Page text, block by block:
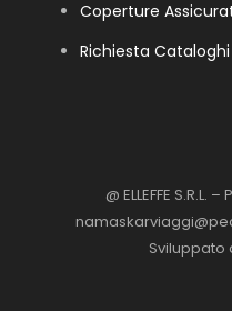
Coperture
Richiesta
@ ELLEFFE S.R.L.
Sviluppato